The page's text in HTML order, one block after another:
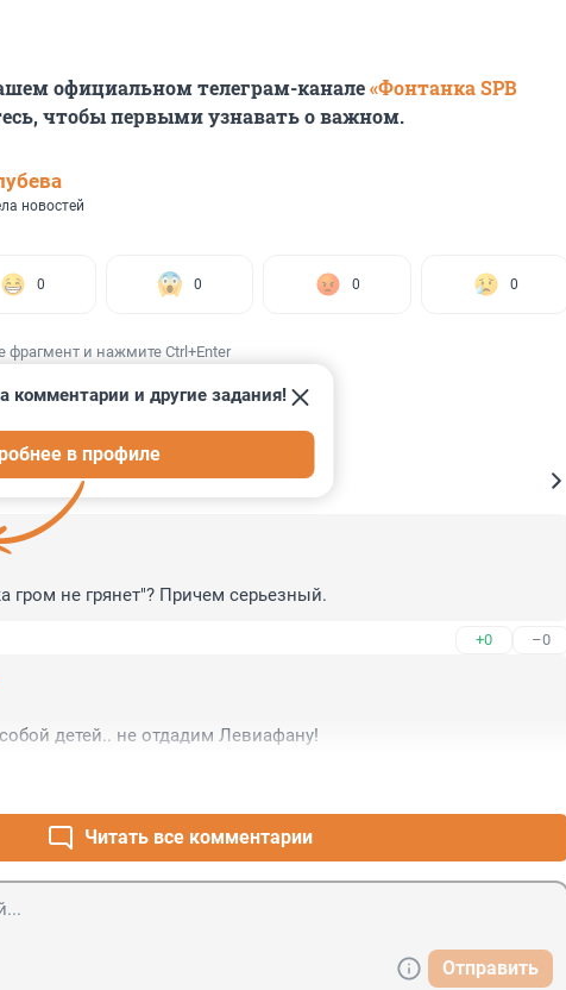
официальном телеграм-канале«Фонтанка SPB
чтобы первыми узнавать о важном.
новостей
0 0 0 0
фрагмент и нажмите Ctrl+Enter
комментарии и другие задания!
в профиле
гром не грянет"? Причем серьезный.
+0 –0
детей.. не отдадим Левиафану!
Читать все комментарии
Отправить